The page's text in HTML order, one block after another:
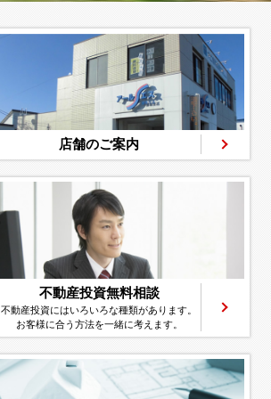
店舗のご案内
不動産投資無料相談
不動産投資にはいろいろな種類があります。
お客様に合う方法を一緒に考えます。